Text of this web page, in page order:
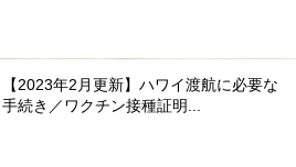
【2023年2月更新】ハワイ渡航に必要な
手続き／ワクチン接種証明...